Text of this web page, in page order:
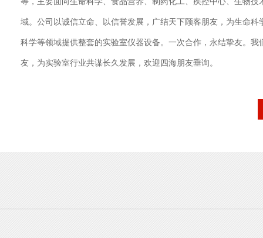
域。公司以诚信立命、以信誉发展，广结天下顾客朋友，为生命科
科学等领域提供整套的实验室仪器设备。一次合作，永结挚友。我
友，为实验室行业共谋长久发展，欢迎四海朋友垂询。